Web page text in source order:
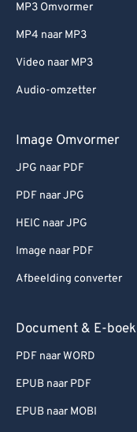
MP3 Omvormer
MP4 naar MP3
Video naar MP3
Audio-omzetter
Image Omvormer
JPG naar PDF
PDF naar JPG
HEIC naar JPG
Image naar PDF
Afbeelding converter
Document & E-boek
PDF naar WORD
EPUB naar PDF
EPUB naar MOBI